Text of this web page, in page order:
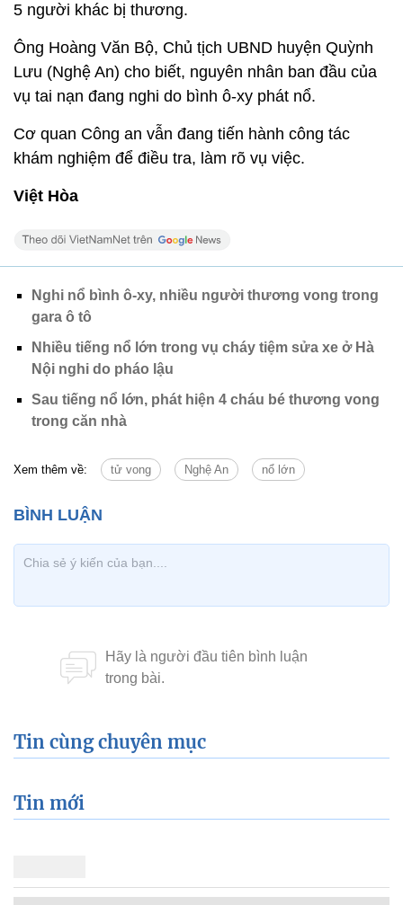
5 người khác bị thương.
Ông Hoàng Văn Bộ, Chủ tịch UBND huyện Quỳnh
Lưu (Nghệ An) cho biết, nguyên nhân ban đầu của
vụ tai nạn đang nghi do bình ô-xy phát nổ.
Cơ quan Công an vẫn đang tiến hành công tác
khám nghiệm để điều tra, làm rõ vụ việc.
Việt Hòa
Nghi nổ bình ô-xy, nhiều người thương vong trong
gara ô tô
Nhiều tiếng nổ lớn trong vụ cháy tiệm sửa xe ở Hà
Nội nghi do pháo lậu
Sau tiếng nổ lớn, phát hiện 4 cháu bé thương vong
trong căn nhà
Xem thêm về: tử vong Nghệ An nổ lớn
Tin cùng chuyên mục
Tin mới